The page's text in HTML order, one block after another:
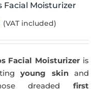
Facial Moisturizer
(VAT included)
Facial Moisturizer is
young skinand
dreaded first